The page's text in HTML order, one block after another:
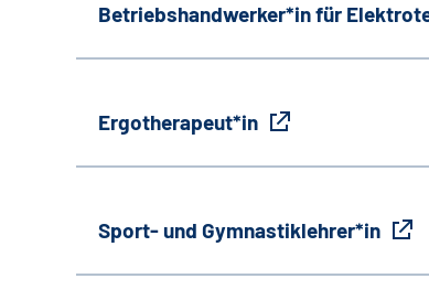
Betriebshandwerker*in für
Ergotherapeut*in
Sport- und Gymnastiklehrer*in